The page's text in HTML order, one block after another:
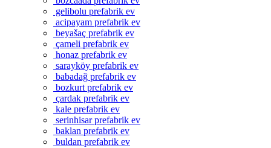
gelibolu prefabrik ev
acipayam prefabrik ev
beyašaç prefabrik ev
çameli prefabrik ev
honaz prefabrik ev
sarayköy prefabrik ev
babadağ prefabrik ev
bozkurt prefabrik ev
çardak prefabrik ev
kale prefabrik ev
serinhisar prefabrik ev
baklan prefabrik ev
buldan prefabrik ev